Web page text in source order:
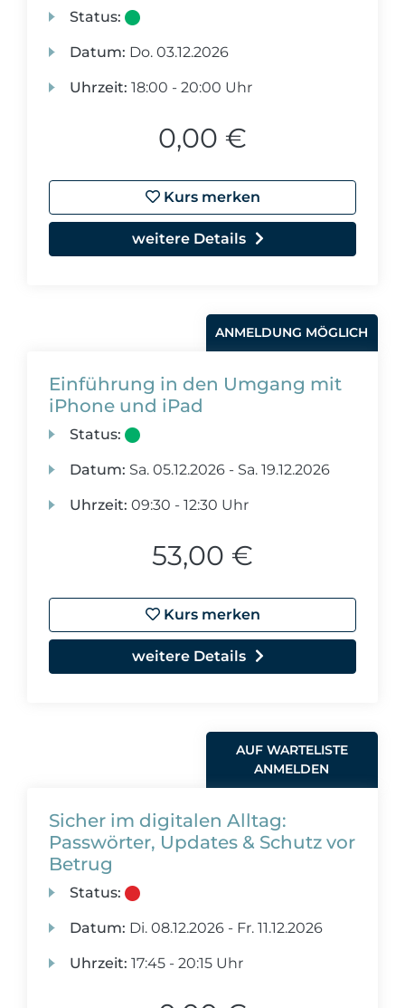
Status:
Datum: Do. 03.12.2026
Uhrzeit: 18:00 - 20:00 Uhr
0,00 €
Kurs merken
weitere Details
ANMELDUNG MÖGLICH
Einführung in den Umgang mit
iPhone und iPad
Status:
Datum: Sa. 05.12.2026 - Sa. 19.12.2026
Uhrzeit: 09:30 - 12:30 Uhr
53,00 €
Kurs merken
weitere Details
AUF WARTELISTE
ANMELDEN
Sicher im digitalen Alltag:
Passwörter, Updates & Schutz vor
Betrug
Status:
Datum: Di. 08.12.2026 - Fr. 11.12.2026
Uhrzeit: 17:45 - 20:15 Uhr